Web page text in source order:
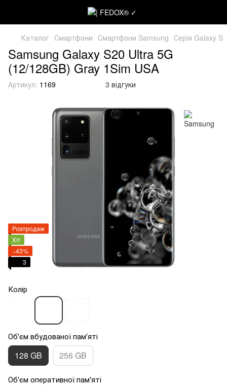
Каталог Смартфони Смартфони Samsung Серія Galaxy S
Samsung Galaxy S20 Ultra 5G
(12/128GB) Gray 1Sim USA
Артикул: 1169 3 відгуки
Розпродаж
Хіт
−43%
3
Колір
Об'єм вбудованої пам'яті
128 GB 256 GB
Об'єм оперативної пам'яті